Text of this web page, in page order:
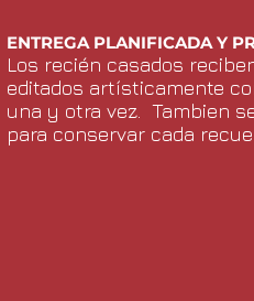
ENTREGA PLANIFICADA Y
Los recién casados
editados artísticamente
una y otra vez. Tambien
para conservar cada